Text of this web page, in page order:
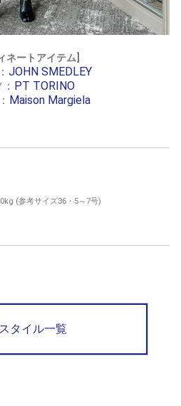
ネートアイテム]
JOHN SMEDLEY
PT TORINO
Maison Margiela
(参考サイズ36・5～7号)
タイル一覧